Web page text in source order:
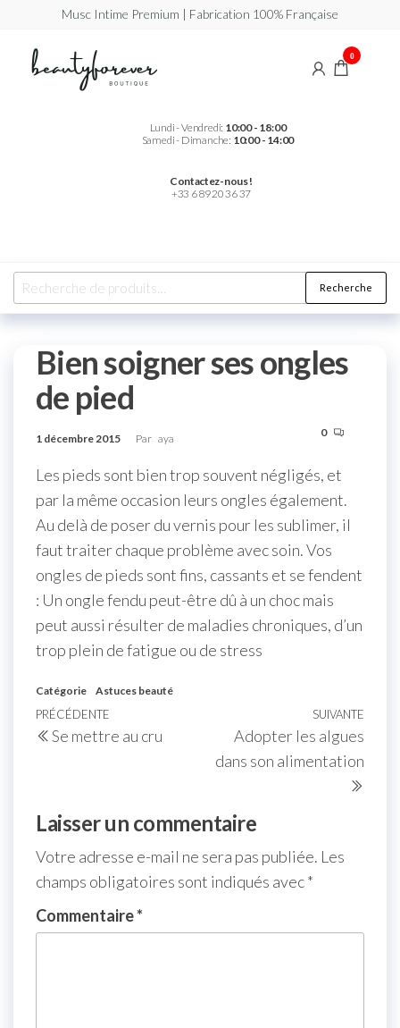
Musc Intime Premium | Fabrication 100% Française
Beautyforever
Lundi - Vendredi: 10:00 - 18:00
Samedi - Dimanche: 10:00 - 14:00
Contactez-nous !
+33 6 89 20 36 37
0
Recherche
Bien soigner ses ongles
de pied
1 décembre 2015 Par aya 0
Les pieds sont bien trop souvent négligés, et
par la même occasion leurs ongles également.
Au delà de poser du vernis pour les sublimer, il
faut traiter chaque problème avec soin. Vos
ongles de pieds sont fins, cassants et se fendent
: Un ongle fendu peut-être dû à un choc mais
peut aussi résulter de maladies chroniques, d’un
trop plein de fatigue ou de stress
Catégorie Astuces beauté
PRÉCÉDENTE
Se mettre au cru
SUIVANTE
Adopter les algues
dans son alimentation
Laisser un commentaire
Votre adresse e-mail ne sera pas publiée. Les
champs obligatoires sont indiqués avec*
Commentaire*